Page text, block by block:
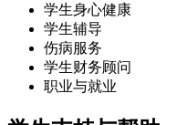
学生身心健康
学生辅导
伤病服务
学生财务顾问
职业与就业